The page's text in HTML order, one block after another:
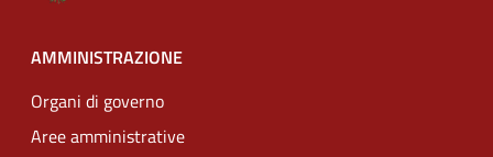
AMMINISTRAZIONE
Organi di governo
Aree amministrative